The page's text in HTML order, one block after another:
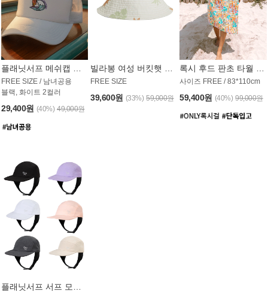
FREE SIZE / 남녀공용
블랙, 화이트 2컬러
29,400원 (40%) 49,000원
FREE SIZE
39,600원 (33%) 59,000원
사이즈 FREE / 83*110cm
59,400원 (40%) 99,000원
플래닛서프 서프 모자 UAC007PS